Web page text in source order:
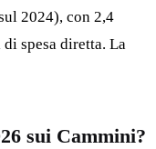
2024), con 2,4
spesa diretta. La
sui Cammini?